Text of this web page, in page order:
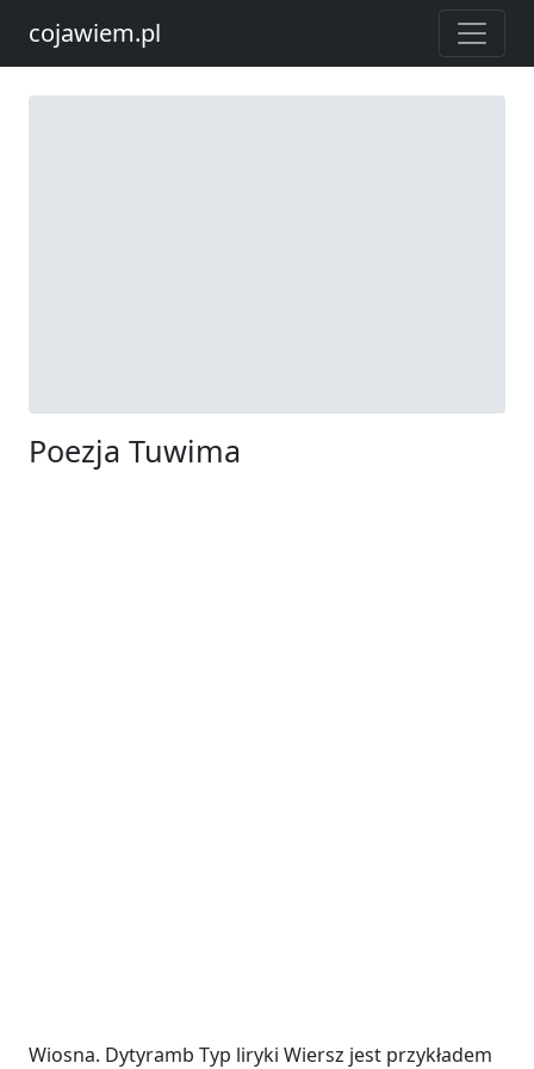
cojawiem.pl
Poezja Tuwima
Wiosna. Dytyramb Typ liryki Wiersz jest przykładem